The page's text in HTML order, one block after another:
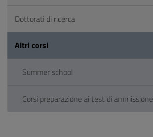
Dottorati di ricerca
Altri corsi
Summer school
Corsi preparazione ai test di ammissione